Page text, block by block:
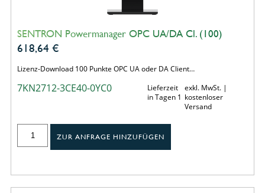
SENTRON Powermanager OPC UA/DA Cl. (100)
618,64 €
Lizenz-Download 100 Punkte OPC UA oder DA Client…
7KN2712-3CE40-0YC0
Lieferzeit
in Tagen 1
exkl. MwSt. |
kostenloser
Versand
ZUR ANFRAGE HINZUFÜGEN